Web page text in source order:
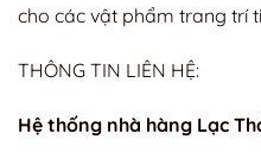
cho các vật phẩm trang trí
THÔNG TIN LIÊN HỆ:
Hệ thống nhà hàng Lạc